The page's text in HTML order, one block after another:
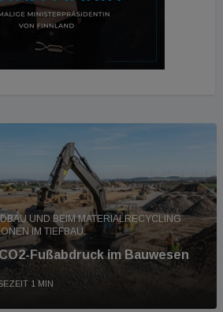
UND BEIM MATERIALRECYCLING
IM TIEFBAU.
Fußabdruck im Bauwesen
1 MIN